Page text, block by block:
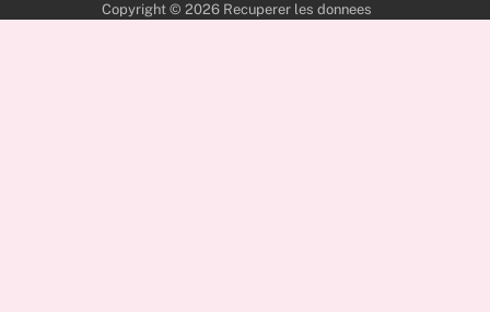
Copyright © 2026 Recuperer les donnees